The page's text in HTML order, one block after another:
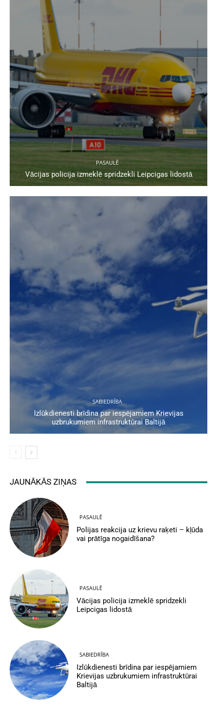
PASAULĒ
Vācijas policija izmeklē spridzekli Leipcigas lidostā
SABIEDRĪBA
Izlūkdienesti brīdina par iespējamiem Krievijas
uzbrukumiem infrastruktūrai Baltijā
JAUNĀKĀS ZIŅAS
PASAULĒ
Polijas reakcija uz krievu raķeti – kļūda
vai prātīga nogaidīšana?
PASAULĒ
Vācijas policija izmeklē spridzekli
Leipcigas lidostā
SABIEDRĪBA
Izlūkdienesti brīdina par iespējamiem
Krievijas uzbrukumiem infrastruktūrai
Baltijā